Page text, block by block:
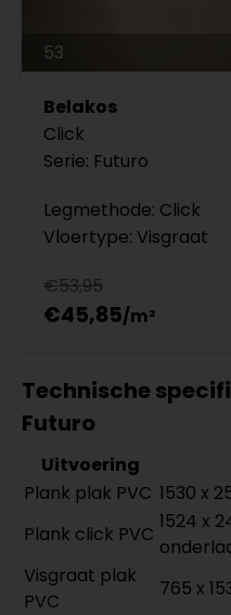
53
Belakos
Click
Serie: Futuro
Legmethode: Click
Vloertype: Visgraat
€53,95
€45,85
Technische
Futuro
Uitvoering
Plank plak PVC 1530 x
Plank click PVC
1524 x
Visgraat plak
PVC
765 x